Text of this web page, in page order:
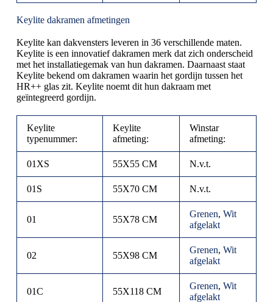
Keylite dakramen afmetingen
Keylite kan dakvensters leveren in 36 verschillende maten.
Keylite is een innovatief dakramen merk dat zich onderscheid
met het installatiegemak van hun dakramen. Daarnaast staat
Keylite bekend om dakramen waarin het gordijn tussen het
HR++ glas zit. Keylite noemt dit hun dakraam met
geïntegreerd gordijn.
Keylite
typenummer:
Keylite
afmeting:
Winstar
afmeting:
01XS 55X55 CM N.v.t.
01S 55X70 CM N.v.t.
01 55X78 CM
Grenen, Wit
afgelakt
02 55X98 CM
Grenen, Wit
afgelakt
01C 55X118 CM
Grenen, Wit
afgelakt